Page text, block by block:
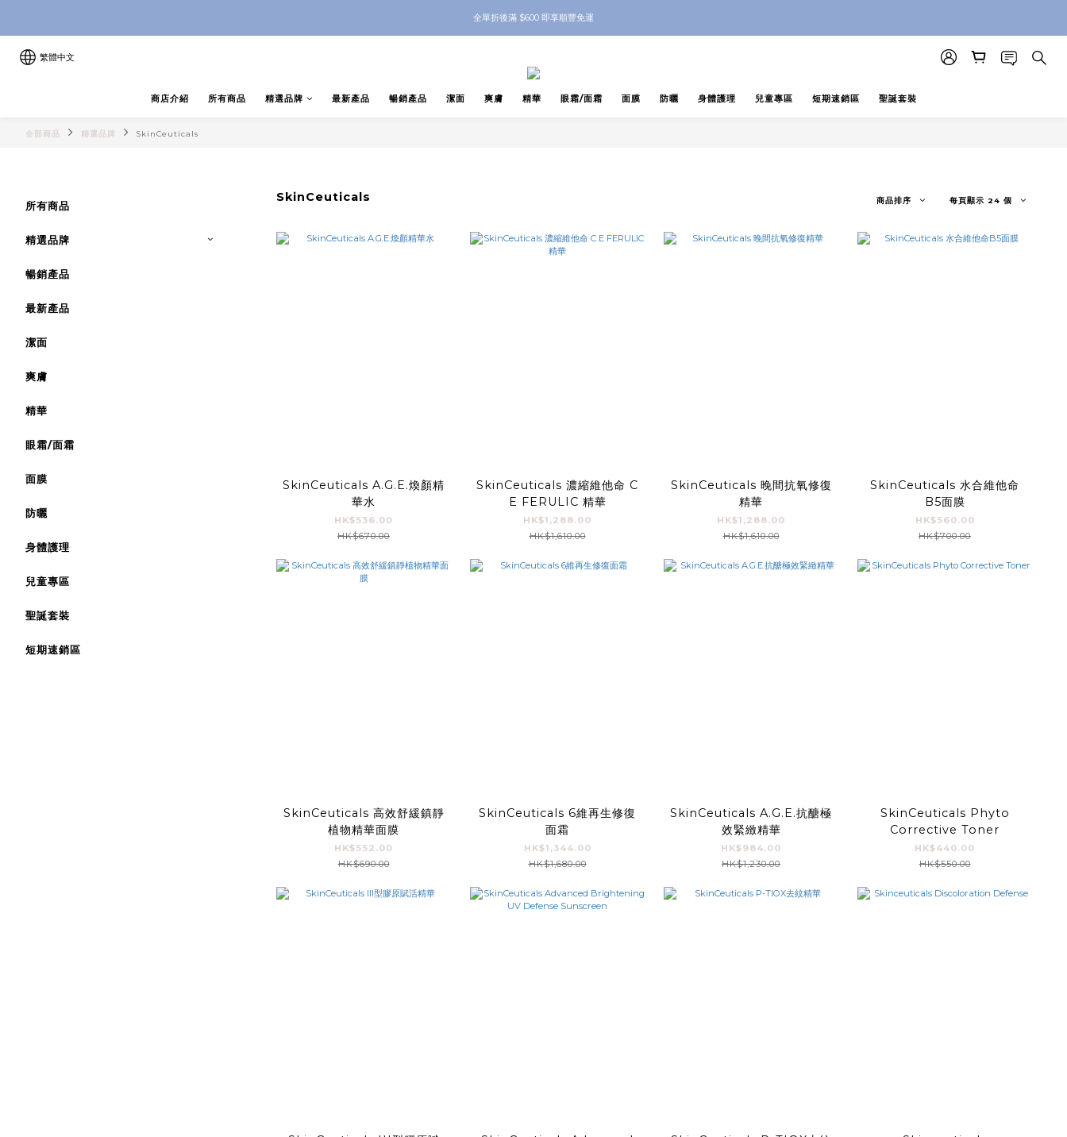
8月優惠 凡購物折後滿$250送Skinbeauty 自家Eyes Mask一對 每滿$500送Skinbeauty 自家全效燕窩面膜 1塊 送完即止 (公價及團購產品 不參與任何優惠)
全單折後滿 $600 即享順豐免運
繁體中文
商店介紹 所有商品 精選品牌 最新產品 暢銷產品 潔面 爽膚 精華 眼霜/面霜 面膜 防曬 身體護理 兒童專區 短期速銷區 聖誕套裝
全部商品 精選品牌 SkinCeuticals
所有商品
精選品牌
暢銷產品
最新產品
潔面
爽膚
精華
眼霜/面霜
面膜
防曬
身體護理
兒童專區
聖誕套裝
短期速銷區
SkinCeuticals 商品排序 每頁顯示 24 個
SkinCeuticals A.G.E.煥顏精
華水
HK$536.00
HK$670.00
SkinCeuticals 濃縮維他命 C
E FERULIC 精華
HK$1,288.00
HK$1,610.00
SkinCeuticals 晚間抗氧修復
精華
HK$1,288.00
HK$1,610.00
SkinCeuticals 水合維他命
B5面膜
HK$560.00
HK$700.00
SkinCeuticals 高效舒緩鎮靜
植物精華面膜
HK$552.00
HK$690.00
SkinCeuticals 6維再生修復
面霜
HK$1,344.00
HK$1,680.00
SkinCeuticals A.G.E.抗醣極
效緊緻精華
HK$984.00
HK$1,230.00
SkinCeuticals Phyto
Corrective Toner
HK$440.00
HK$550.00